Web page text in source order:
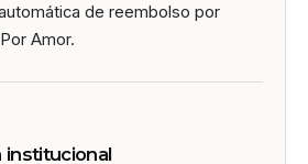
de reembolso por
Amor.
institucional